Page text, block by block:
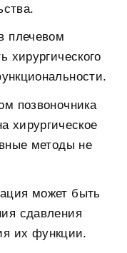
плечевом
хирургического
позвоночника
хирургическое
методы не
может быть
сдавления
их функции.